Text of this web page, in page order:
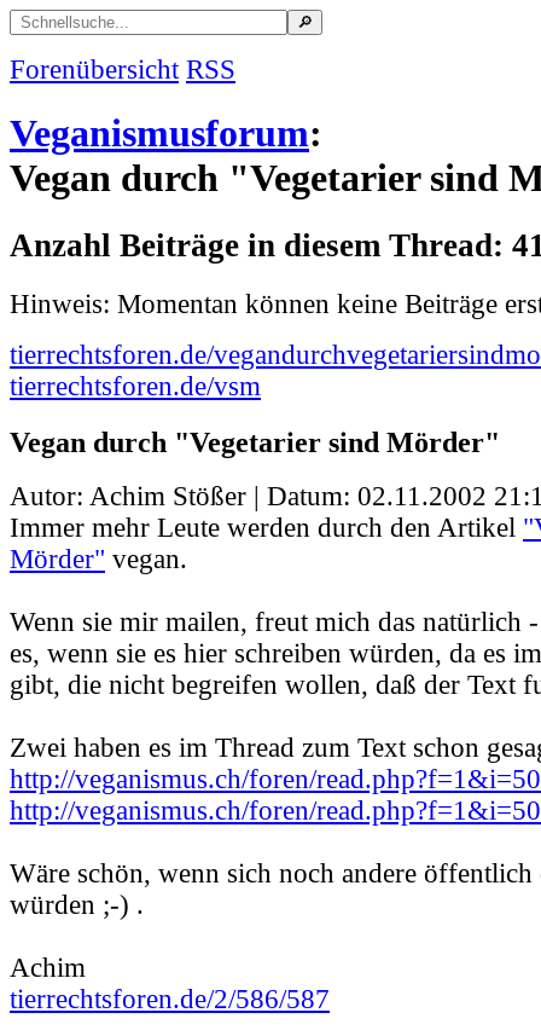
Forenübersicht RSS
Veganismusforum:
Vegan durch "Vegetarier sind
Anzahl Beiträge in diesem Thread:
Hinweis: Momentan können keine Beiträge
tierrechtsforen.de/
tierrechtsforen.de/vsm
Vegan durch "Vegetarier sind Mörder"
Autor: Achim Stößer | Datum: 02.11.2002
Immer mehr Leute werden durch den Artikel
Mörder" vegan.
Wenn sie mir mailen, freut mich das natürlich -
es, wenn sie es hier schreiben würden, da es
gibt, die nicht begreifen wollen, daß der Text
Zwei haben es im Thread zum Text schon
http://veganismus.ch/foren/
http://veganismus.ch/foren/
Wäre schön, wenn sich noch andere öffentlich
würden ;-) .
Achim
tierrechtsforen.de/2/586/587